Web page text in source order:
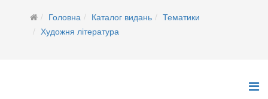
Головна Каталог видань
Тематики
Художня література